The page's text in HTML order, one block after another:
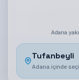
Adana
Tufanbeyli
Adana içinde